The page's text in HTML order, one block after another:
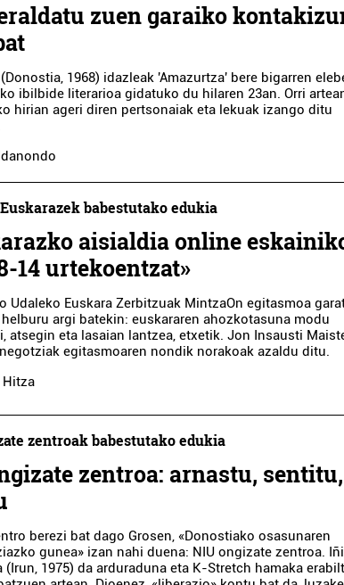
zuen garaiko
1968) idazleak 'Amazurtza' bere bigarren
ibilbide literarioa gidatuko du hilaren 23an. Orri
hirian ageri diren pertsonaiak eta lekuak izango ditu
babestutako edukia
aisialdia online
14 urtekoentzat»
Udaleko Euskara Zerbitzuak MintzaOn egitasmoa
argi batekin: euskararen ahozkotasuna modu
atsegin eta lasaian lantzea, etxetik. Jon Insausti
egitasmoaren nondik norakoak azaldu ditu.
zentroak babestutako edukia
zentroa: arnastu, sentitu,
berezi bat dago Grosen, «Donostiako osasunaren
gunea» izan nahi duena: NIU ongizate zentroa.
(Irun, 1975) da arduraduna eta K-Stretch hamaka